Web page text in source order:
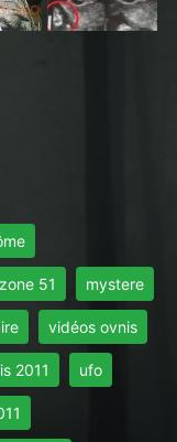
zone 51 mystere
vidéos ovnis
2011 ufo